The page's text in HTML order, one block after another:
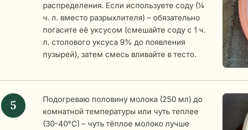
распределения. Если используете соду (¼
ч. л. вместо разрыхлителя) – обязательно
погасите её уксусом (смешайте соду с 1 ч.
л. столового уксуса 9% до появления
пузырей), затем смесь вливайте в тесто.
Подогреваю половину молока (250 мл) до
комнатной температуры или чуть теплее
(30-40°C) – чуть тёплое молоко лучше